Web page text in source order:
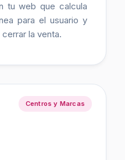
tu web que calcula
para el usuario y
la venta.
Centros y Marcas